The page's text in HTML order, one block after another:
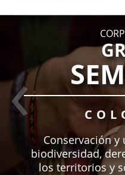
Conservación
biodiversidad,
los territorios y
‹